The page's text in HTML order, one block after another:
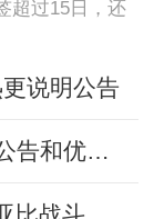
超过15日，还
说明公告
【奥拉星手游】10月10日版本公告和优化内容